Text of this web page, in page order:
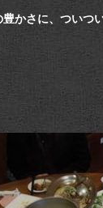
かさに、ついつ